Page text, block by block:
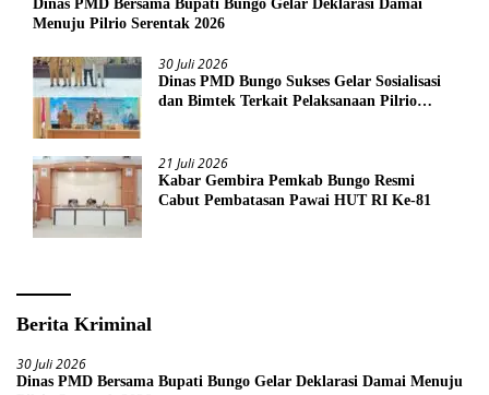
Dinas PMD Bersama Bupati Bungo Gelar Deklarasi Damai
Menuju Pilrio Serentak 2026
30 Juli 2026
Dinas PMD Bungo Sukses Gelar Sosialisasi
dan Bimtek Terkait Pelaksanaan Pilrio
21 Juli 2026
Kabar Gembira Pemkab Bungo Resmi
Cabut Pembatasan Pawai HUT RI Ke-81
Berita Kriminal
30 Juli 2026
Dinas PMD Bersama Bupati Bungo Gelar Deklarasi Damai Menuju